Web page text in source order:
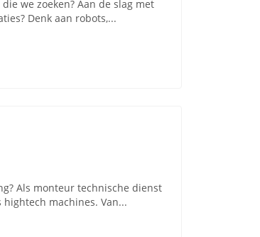
we zoeken? Aan de slag met
Denk aan robots,...
Als monteur technische dienst
machines. Van...